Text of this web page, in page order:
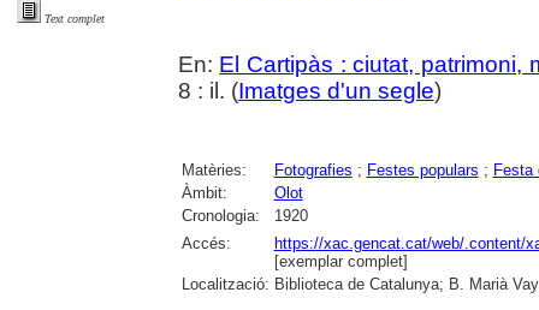
Text complet
En: El Cartipàs : ciutat, patrimoni,
8 : il. (Imatges d'un segle)
Matèries: Fotografies ; Festes populars ; Festa
Àmbit:
Olot
Cronologia:
1920
Accés:
https://xac.gencat.cat/web/.content/
[exemplar complet]
Localització: Biblioteca de Catalunya; B. Marià